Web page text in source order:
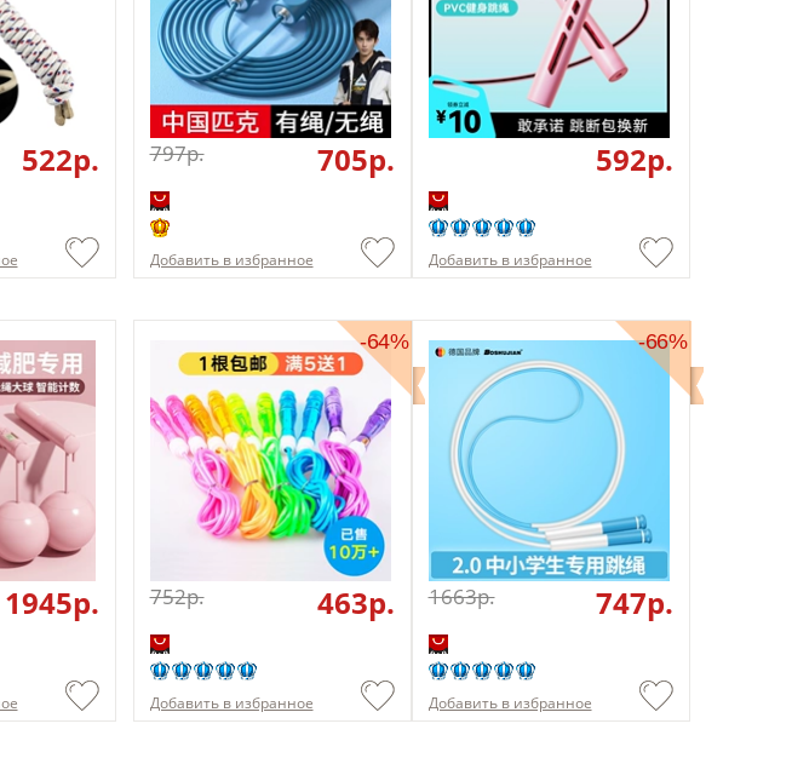
522p. 797p. 705p.
Добавить в избранное
592p.
Добавить в избранное
1945p.
-64%
752p. 463p.
Добавить в избранное
-66%
1663p. 747p.
Добавить в избранное